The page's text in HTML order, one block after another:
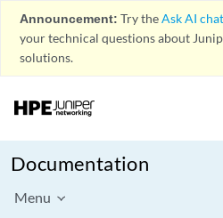
Announcement: Try theAsk AI
your technical questions about
solutions.
Documentation
Menu